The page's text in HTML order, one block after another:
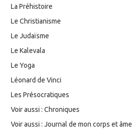
La Préhistoire
Le Christianisme
Le Judaïsme
Le Kalevala
Le Yoga
Léonard de Vinci
Les Présocratiques
Voir aussi : Chroniques
Voir aussi : Journal de mon corps et âme